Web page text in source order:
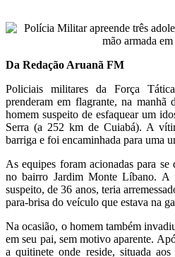
Da Redação Aruanã FM
Policiais militares da Força
prenderam em flagrante, na manhã
homem suspeito de esfaquear um
Serra (a 252 km de Cuiabá). A
barriga e foi encaminhada para uma
As equipes foram acionadas para se
no bairro Jardim Monte Líbano.
suspeito, de 36 anos, teria
para-brisa do veículo que estava na
Na ocasião, o homem também
em seu pai, sem motivo aparente.
a quitinete onde reside, situada